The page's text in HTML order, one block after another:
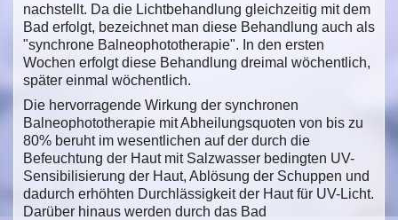
nachstellt. Da die Lichtbehandlung gleichzeitig mit dem
Bad erfolgt, bezeichnet man diese Behandlung auch als
"synchrone Balneophototherapie". In den ersten
Wochen erfolgt diese Behandlung dreimal wöchentlich,
später einmal wöchentlich.
Die hervorragende Wirkung der synchronen
Balneophototherapie mit Abheilungsquoten von bis zu
80% beruht im wesentlichen auf der durch die
Befeuchtung der Haut mit Salzwasser bedingten UV-
Sensibilisierung der Haut, Ablösung der Schuppen und
dadurch erhöhten Durchlässigkeit der Haut für UV-Licht.
Darüber hinaus werden durch das Bad